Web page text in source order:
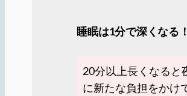
睡眠は1分で深くなる！
20分以上長くなると
に新たな負担をかけ